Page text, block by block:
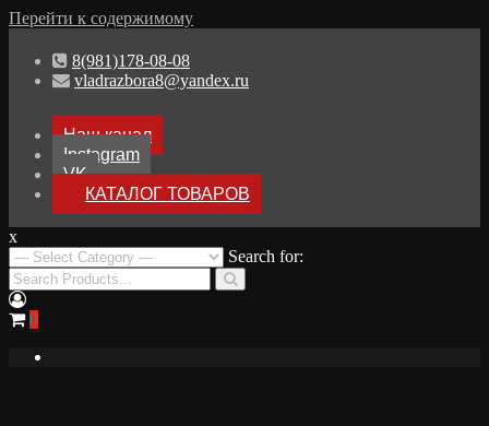
Перейти к содержимому
8(981)178-08-08
vladrazbora8@yandex.ru
Наш канал
Instagram
VK
КАТАЛОГ ТОВАРОВ
Разбор Ауди А8
Разборка Audi A8 D3
x
Search for:
0